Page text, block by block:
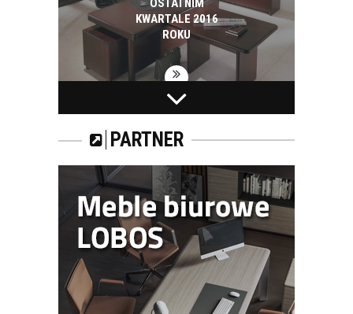
KWARTALE 2016
ROKU
TRENDY NA RYNKU
MEBLI BIUROWYCH.
URZĄDZAMY
RECEPCJĘ
PARTNER